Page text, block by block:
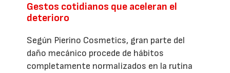
Gestos cotidianos que aceleran el
deterioro
Según Pierino Cosmetics, gran parte del
daño mecánico procede de hábitos
completamente normalizados en la rutina